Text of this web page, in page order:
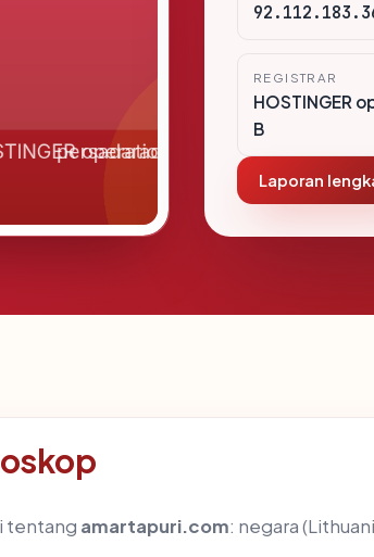
REGISTRAR
HOSTINGER
B
Laporan
tentang amartapuri.com: negara